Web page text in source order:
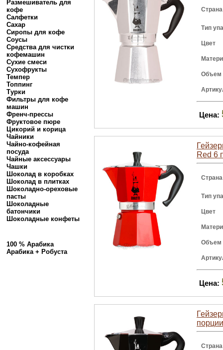
Размешиватель для
кофе
Салфетки
Сахар
Сиропы для кофе
Соусы
Средства для чистки
кофемашин
Сухие смеси
Сухофрукты
Темпер
Топпинг
Турки
Фильтры для кофе
машин
Френч-прессы
Фруктовое пюре
Цикорий и корица
Чайники
Чайно-кофейная
посуда
Чайные аксессуары
Чашки
Шоколад в коробках
Шоколад в плитках
Шоколадно-ореховые
пасты
Шоколадные
батончики
Шоколадные конфеты
100 % Арабика
Арабика + Робуста
Тип
Цвет
Объем
Цена:
Red 6
Тип
Цвет
Объем
Цена: